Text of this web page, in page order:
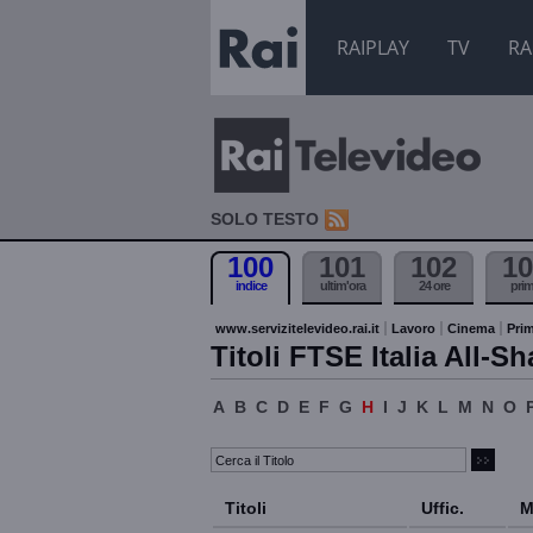
RAIPLAY TV
SOLO TESTO
100
indice
101
ultim'ora
102
24 ore
www.servizitelevideo.rai.it Lavoro Cinema
Titoli FTSE Italia All-
A B C D E F G H I J K L M N O
Titoli Uffic.